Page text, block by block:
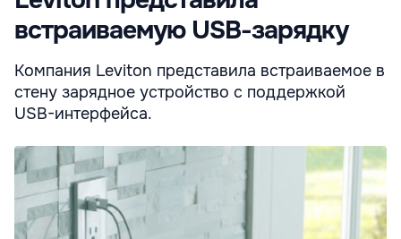
встраиваемую USB-зарядку
Компания Leviton представила встраиваемое в
стену зарядное устройство с поддержкой
USB-интерфейса.